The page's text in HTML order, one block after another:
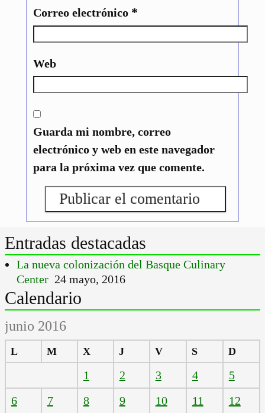
Correo electrónico *
Web
Guarda mi nombre, correo
electrónico y web en este navegador
para la próxima vez que comente.
Entradas destacadas
La nueva colonización del Basque Culinary
Center 24 mayo, 2016
Calendario
junio 2016
L M X J V S D
1 2 3 4
5
6
7 8 9 10 11
12